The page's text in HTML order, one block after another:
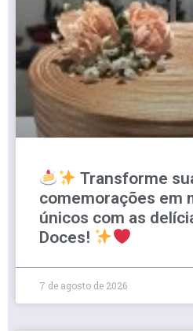
Transforme
comemorações em
únicos com as
Doces!
7 de agosto de 2026